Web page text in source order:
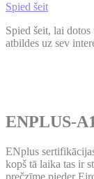
Spied šeit
Spied šeit, lai
atbildes uz sev
ENPLUS-
ENplus
kopš tā laika tas ir
prečzīme pieder